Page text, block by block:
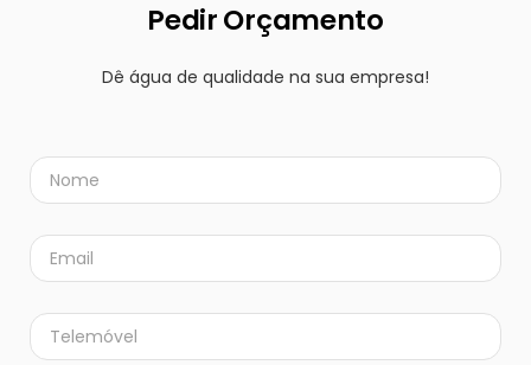
Pedir Orçamento
Dê água de qualidade na sua empresa!